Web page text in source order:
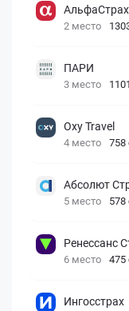
2 место
ПАРИ
3 место
Oxy Travel
4 место 758
Абсолют
5 место 578
Ренессанс
6 место 475
Ингосстрах